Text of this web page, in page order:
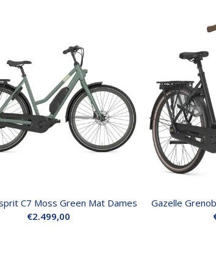
C7 Moss Green Mat Dames
€2.499,00
Gazelle